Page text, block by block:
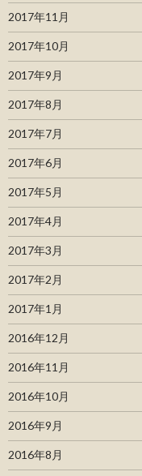
2017年11月
2017年10月
2017年9月
2017年8月
2017年7月
2017年6月
2017年5月
2017年4月
2017年3月
2017年2月
2017年1月
2016年12月
2016年11月
2016年10月
2016年9月
2016年8月